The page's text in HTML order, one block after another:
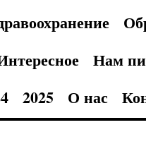
Нам
2025 О нас